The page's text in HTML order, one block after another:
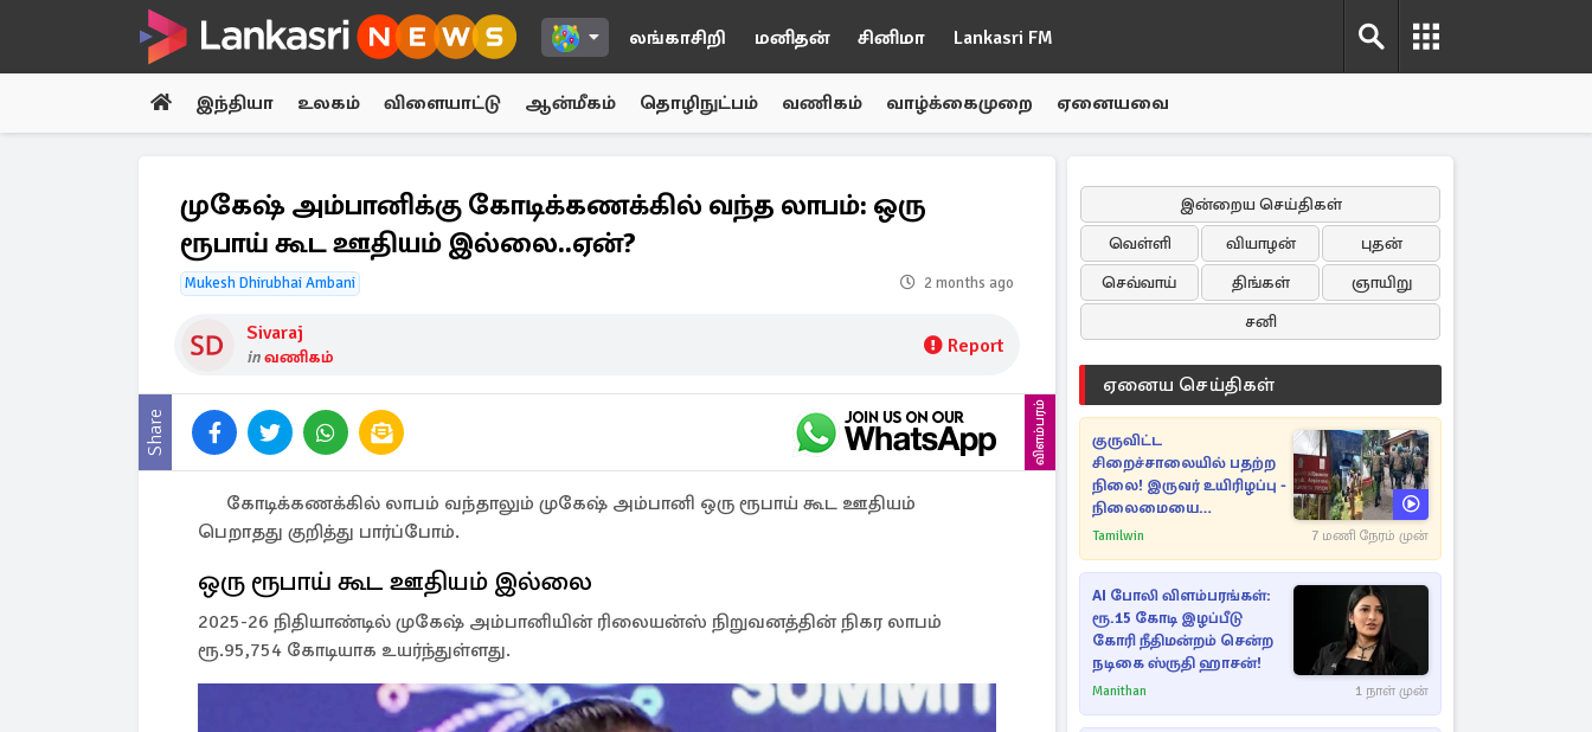
லங்காசிறி மனிதன் சினிமா Lankasri FM
இந்தியா உலகம் விளையாட்டு ஆன்மீகம் தொழிநுட்பம் வணிகம் வாழ்க்கைமுறை ஏனையவை
முகேஷ் அம்பானிக்கு கோடிக்கணக்கில் வந்த லாபம்: ஒரு
ரூபாய் கூட ஊதியம் இல்லை..ஏன்?
Mukesh Dhirubhai Ambani 2 months ago
Sivaraj
inவணிகம் Report
Share விளம்பரம்
கோடிக்கணக்கில் லாபம் வந்தாலும் முகேஷ் அம்பானி ஒரு ரூபாய் கூட ஊதியம்
பெறாதது குறித்து பார்ப்போம்.
ஒரு ரூபாய் கூட ஊதியம் இல்லை
2025-26 நிதியாண்டில் முகேஷ் அம்பானியின் ரிலையன்ஸ் நிறுவனத்தின் நிகர லாபம்
ரூ.95,754 கோடியாக உயர்ந்துள்ளது.
இன்றைய செய்திகள்
வெள்ளி
வியாழன்
புதன்
செவ்வாய்
திங்கள்
ஞாயிறு
சனி
ஏனைய செய்திகள்
குருவிட்ட
சிறைச்சாலையில் பதற்ற
நிலை! இருவர் உயிரிழப்பு -
நிலைமையை
கட்டுப்படுத்த பொலிஸார்
Tamilwin 7 மணி நேரம் முன்
AI போலி விளம்பரங்கள்:
ரூ.15 கோடி இழப்பீடு
கோரி நீதிமன்றம் சென்ற
நடிகை ஸ்ருதி ஹாசன்!
Manithan 1 நாள் முன்